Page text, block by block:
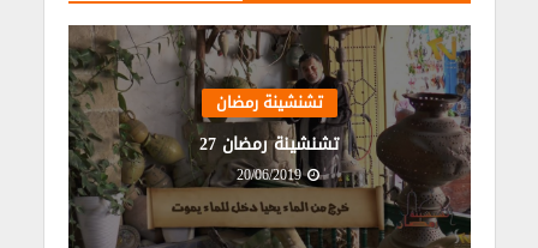
تشنشينة رمضان
تشنشينة رمضان 27
20/06/2019